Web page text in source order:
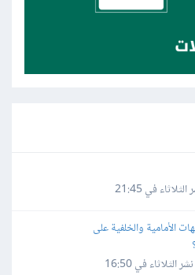
الثلاثاء في 21:45
الأمامية والخلفية على
الثلاثاء في 16:50